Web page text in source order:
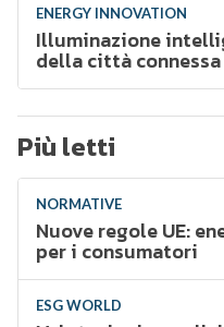
ENERGY INNOVATION
Illuminazione
della città connessa
Più letti
NORMATIVE
Nuove regole UE:
per i consumatori
ESG WORLD